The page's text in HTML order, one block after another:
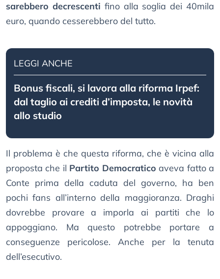
sarebbero decrescenti fino alla soglia dei 40mila
euro, quando cesserebbero del tutto.
LEGGI ANCHE
Bonus fiscali, si lavora alla riforma Irpef:
dal taglio ai crediti d’imposta, le novità
allo studio
Il problema è che questa riforma, che è vicina alla
proposta che il Partito Democratico aveva fatto a
Conte prima della caduta del governo, ha ben
pochi fans all’interno della maggioranza. Draghi
dovrebbe provare a imporla ai partiti che lo
appoggiano. Ma questo potrebbe portare a
conseguenze pericolose. Anche per la tenuta
dell’esecutivo.